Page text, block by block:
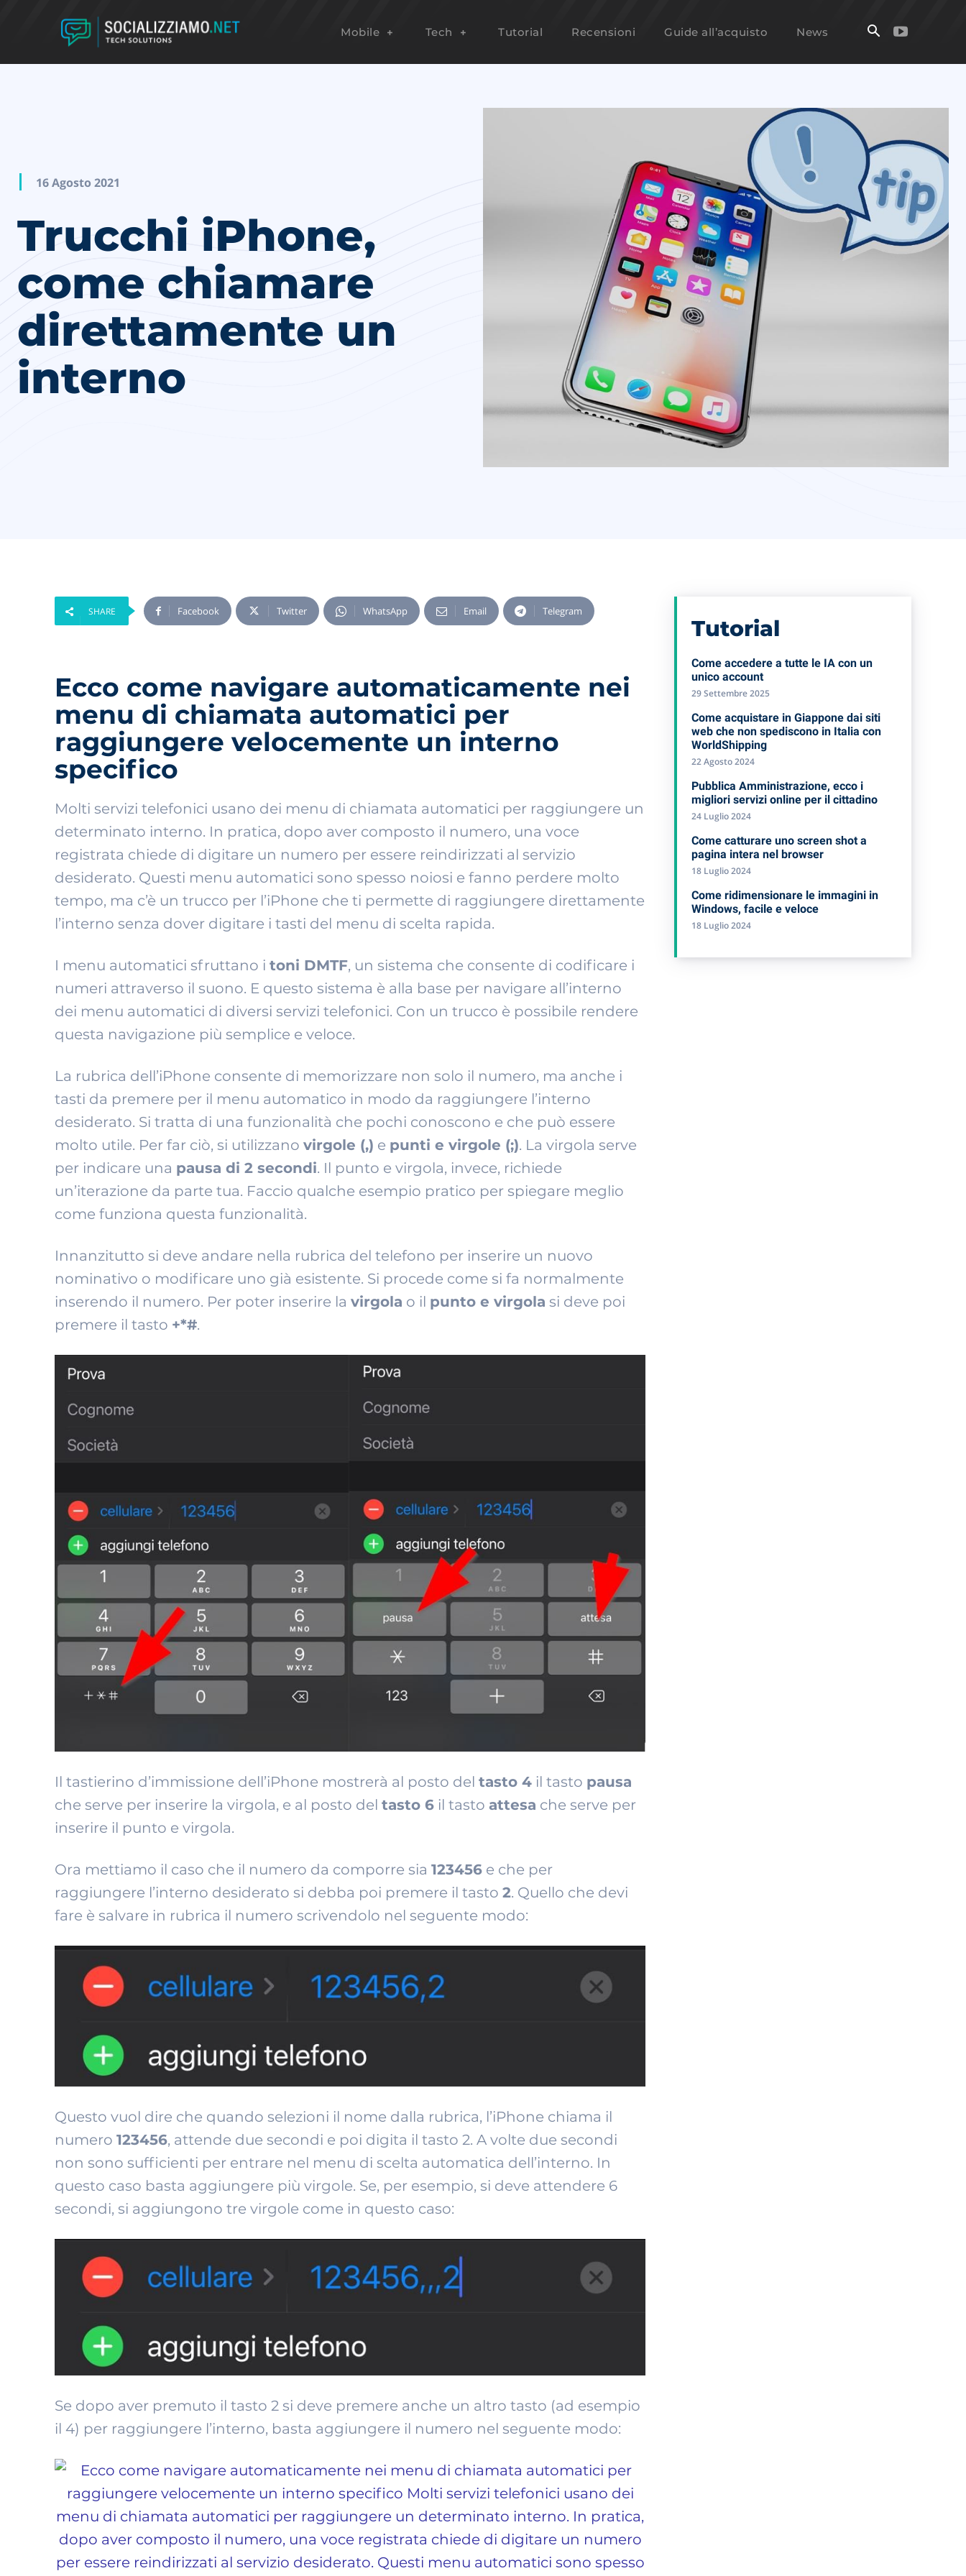
Mobile Tech Tutorial Recensioni Guide all’acquisto News
16 Agosto 2021
Trucchi iPhone,
come chiamare
direttamente un
interno
SHARE Facebook Twitter WhatsApp Email Telegram
Ecco come navigare automaticamente nei
menu di chiamata automatici per
raggiungere velocemente un interno
specifico
Molti servizi telefonici usano dei menu di chiamata automatici per raggiungere un
determinato interno. In pratica, dopo aver composto il numero, una voce
registrata chiede di digitare un numero per essere reindirizzati al servizio
desiderato. Questi menu automatici sono spesso noiosi e fanno perdere molto
tempo, ma c’è un trucco per l’iPhone che ti permette di raggiungere direttamente
l’interno senza dover digitare i tasti del menu di scelta rapida.
I menu automatici sfruttano i toni DMTF, un sistema che consente di codificare i
numeri attraverso il suono. E questo sistema è alla base per navigare all’interno
dei menu automatici di diversi servizi telefonici. Con un trucco è possibile rendere
questa navigazione più semplice e veloce.
La rubrica dell’iPhone consente di memorizzare non solo il numero, ma anche i
tasti da premere per il menu automatico in modo da raggiungere l’interno
desiderato. Si tratta di una funzionalità che pochi conoscono e che può essere
molto utile. Per far ciò, si utilizzano virgole (,) e punti e virgole (;). La virgola serve
per indicare una pausa di 2 secondi. Il punto e virgola, invece, richiede
un’iterazione da parte tua. Faccio qualche esempio pratico per spiegare meglio
come funziona questa funzionalità.
Innanzitutto si deve andare nella rubrica del telefono per inserire un nuovo
nominativo o modificare uno già esistente. Si procede come si fa normalmente
inserendo il numero. Per poter inserire la virgola o il punto e virgola si deve poi
premere il tasto +*#.
Il tastierino d’immissione dell’iPhone mostrerà al posto del tasto 4 il tasto pausa
che serve per inserire la virgola, e al posto del tasto 6 il tasto attesa che serve per
inserire il punto e virgola.
Ora mettiamo il caso che il numero da comporre sia 123456 e che per
raggiungere l’interno desiderato si debba poi premere il tasto 2. Quello che devi
fare è salvare in rubrica il numero scrivendolo nel seguente modo:
Questo vuol dire che quando selezioni il nome dalla rubrica, l’iPhone chiama il
numero 123456, attende due secondi e poi digita il tasto 2. A volte due secondi
non sono sufficienti per entrare nel menu di scelta automatica dell’interno. In
questo caso basta aggiungere più virgole. Se, per esempio, si deve attendere 6
secondi, si aggiungono tre virgole come in questo caso:
Se dopo aver premuto il tasto 2 si deve premere anche un altro tasto (ad esempio
il 4) per raggiungere l’interno, basta aggiungere il numero nel seguente modo:
Tutorial
Come accedere a tutte le IA con un
unico account
29 Settembre 2025
Come acquistare in Giappone dai siti
web che non spediscono in Italia con
WorldShipping
22 Agosto 2024
Pubblica Amministrazione, ecco i
migliori servizi online per il cittadino
24 Luglio 2024
Come catturare uno screen shot a
pagina intera nel browser
18 Luglio 2024
Come ridimensionare le immagini in
Windows, facile e veloce
18 Luglio 2024